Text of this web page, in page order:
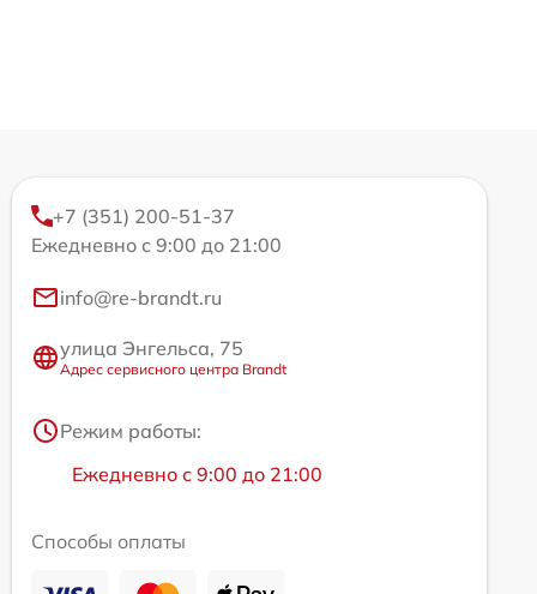
+7 (351) 200-51-37
Ежедневно с 9:00 до 21:00
info@re-brandt.ru
улица Энгельса, 75
Адрес сервисного центра Brandt
Режим работы:
Ежедневно с 9:00 до 21:00
Способы оплаты